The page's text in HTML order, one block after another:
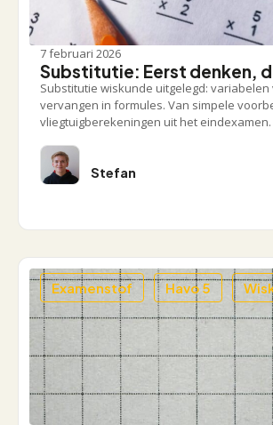
7 februari 2026
Substitutie: Eerst denken,
Substitutie wiskunde uitgelegd: variabelen
vervangen in formules. Van simpele
vliegtuigberekeningen uit het eindexamen.
Stefan
Examenstof Havo 5